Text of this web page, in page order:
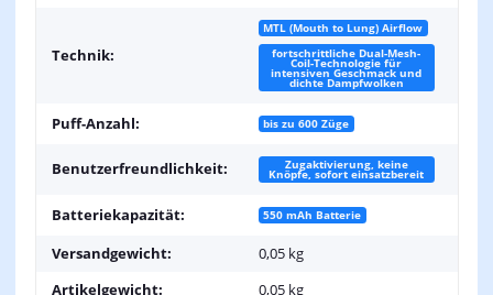
Technik:
MTL (Mouth to Lung) Airflow
fortschrittliche Dual-Mesh-
Coil-Technologie für
intensiven Geschmack und
dichte Dampfwolken
Puff-Anzahl: bis zu 600 Züge
Benutzerfreundlichkeit: Zugaktivierung, keine
Knöpfe, sofort einsatzbereit
Batteriekapazität: 550 mAh Batterie
Versandgewicht:
0,05 kg
Artikelgewicht:
0,05 kg